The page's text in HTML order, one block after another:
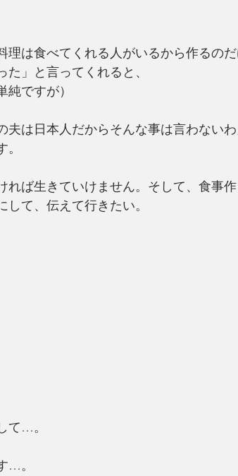
は食べてくれる人がいるから作るのだ
」と言ってくれると、
純ですが）
夫は日本人だからそんな事は言わない
ば生きていけません。そして、食事作
て、伝えて行きたい。
て…。
…。